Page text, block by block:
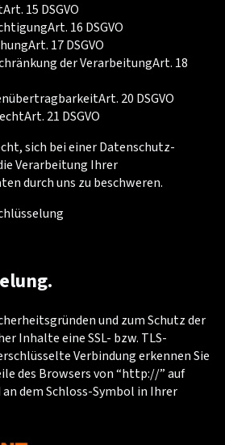
Art. 15 DSGVO
Art. 16 DSGVO
Art. 17 DSGVO
der VerarbeitungArt. 18
Art. 20 DSGVO
Art. 21 DSGVO
sich bei einer Datenschutz-
Verarbeitung Ihrer
durch uns zu beschweren.
und zum Schutz der
Inhalte eine SSL- bzw. TLS-
Verbindung erkennen Sie
des Browsers von “http://” auf
dem Schloss-Symbol in Ihrer